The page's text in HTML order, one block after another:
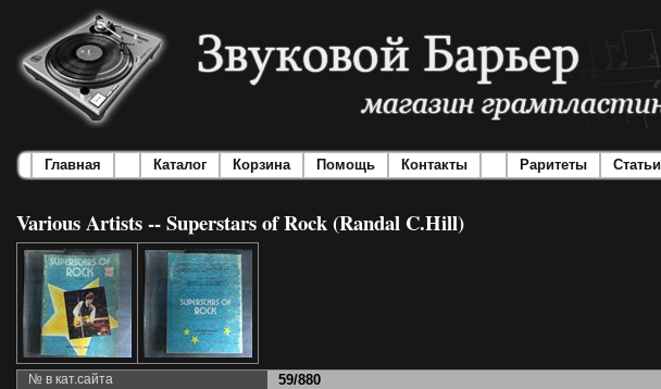
Главная Каталог Корзина Помощь Контакты Раритеты Статьи
Various Artists -- Superstars of Rock (Randal C.Hill)
№ в кат.сайта 59/880